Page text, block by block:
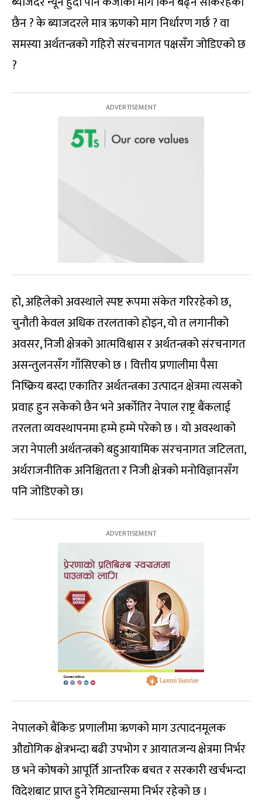
छैन ? के ब्याजदरले मात्र ऋणको माग निर्धारण गर्छ ? वा
समस्या अर्थतन्त्रको गहिरो संरचनागत पक्षसँग जोडिएको छ
?
हो, अहिलेको अवस्थाले स्पष्ट रूपमा संकेत गरिरहेको छ,
चुनौती केवल अधिक तरलताको होइन, यो त लगानीको
अवसर, निजी क्षेत्रको आत्मविश्वास र अर्थतन्त्रको संरचनागत
असन्तुलनसँग गाँसिएको छ । वित्तीय प्रणालीमा पैसा
निष्क्रिय बस्दा एकातिर अर्थतन्त्रका उत्पादन क्षेत्रमा त्यसको
प्रवाह हुन सकेको छैन भने अर्कोतिर नेपाल राष्ट्र बैंकलाई
तरलता व्यवस्थापनमा हम्मे हम्मे परेको छ । यो अवस्थाको
जरा नेपाली अर्थतन्त्रको बहुआयामिक संरचनागत जटिलता,
अर्थराजनीतिक अनिश्चितता र निजी क्षेत्रको मनोविज्ञानसँग
पनि जोडिएको छ।
नेपालको बैंकिङ प्रणालीमा ऋणको माग उत्पादनमूलक
औद्योगिक क्षेत्रभन्दा बढी उपभोग र आयातजन्य क्षेत्रमा निर्भर
छ भने कोषको आपूर्ति आन्तरिक बचत र सरकारी खर्चभन्दा
विदेशबाट प्राप्त हुने रेमिट्यान्समा निर्भर रहेको छ ।